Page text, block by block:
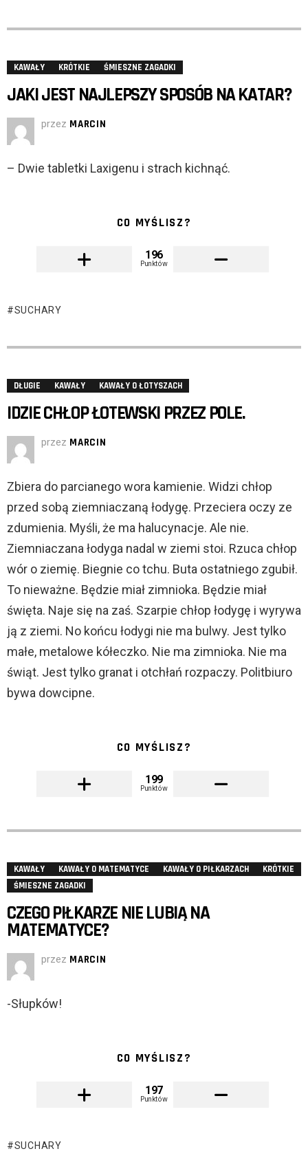
KAWAŁY KRÓTKIE ŚMIESZNE ZAGADKI
JAKI JEST NAJLEPSZY SPOSÓB NA KATAR?
przez MARCIN
– Dwie tabletki Laxigenu i strach kichnąć.
CO MYŚLISZ?
196
Punktów
SUCHARY
DŁUGIE KAWAŁY KAWAŁY O ŁOTYSZACH
IDZIE CHŁOP ŁOTEWSKI PRZEZ POLE.
przez MARCIN
Zbiera do parcianego wora kamienie. Widzi chłop
przed sobą ziemniaczaną łodygę. Przeciera oczy ze
zdumienia. Myśli, że ma halucynacje. Ale nie.
Ziemniaczana łodyga nadal w ziemi stoi. Rzuca chłop
wór o ziemię. Biegnie co tchu. Buta ostatniego zgubił.
To nieważne. Będzie miał zimnioka. Będzie miał
święta. Naje się na zaś. Szarpie chłop łodygę i wyrywa
ją z ziemi. No końcu łodygi nie ma bulwy. Jest tylko
małe, metalowe kółeczko. Nie ma zimnioka. Nie ma
świąt. Jest tylko granat i otchłań rozpaczy. Politbiuro
bywa dowcipne.
CO MYŚLISZ?
199
Punktów
KAWAŁY KAWAŁY O MATEMATYCE KAWAŁY O PIŁKARZACH
KRÓTKIE
ŚMIESZNE ZAGADKI
CZEGO PIŁKARZE NIE LUBIĄ NA
MATEMATYCE?
przez MARCIN
-Słupków!
CO MYŚLISZ?
197
Punktów
SUCHARY